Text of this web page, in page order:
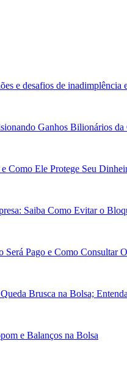
e desafios de inadimplência
Ganhos Bilionários da
Como Ele Protege Seu
Saiba Como Evitar o
Será Pago e Como Consultar
Brusca na Bolsa;
e Balanços na Bolsa